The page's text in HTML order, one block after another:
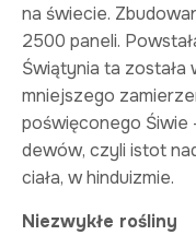
na świecie.
2500 paneli.
Świątynia ta została
mniejszego
poświęconego
dewów, czyli istot
ciała, w hinduizmie.
Niezwykłe rośliny